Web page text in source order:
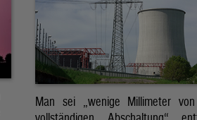
Man sei „wenige Millimeter